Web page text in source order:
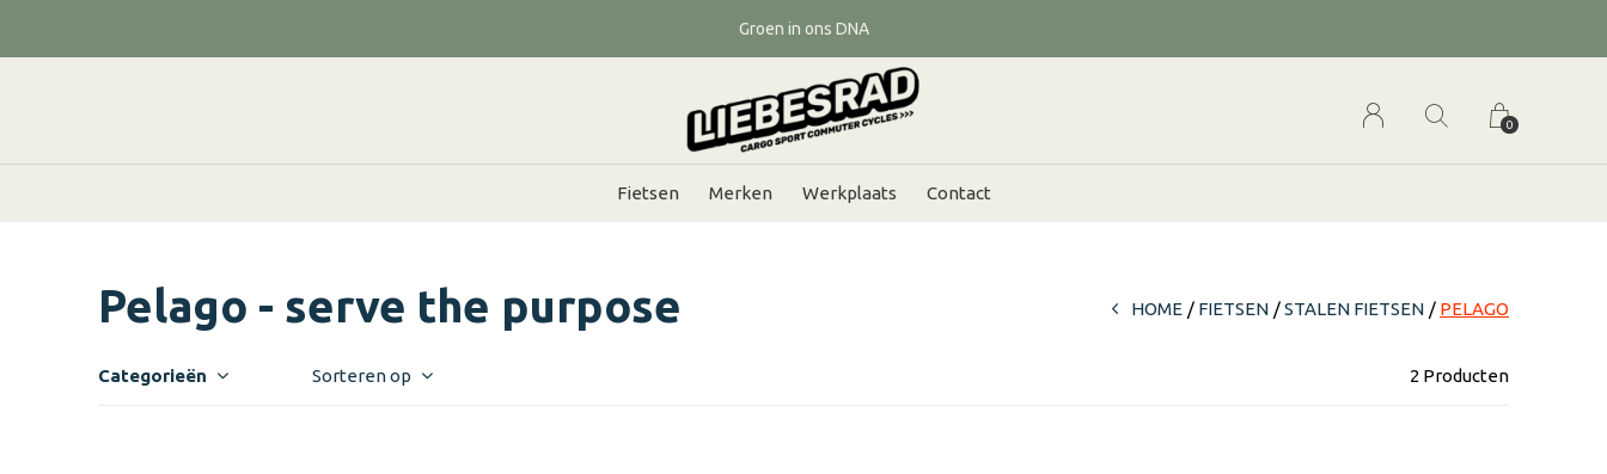
Fietsen Merken Werkplaats Contact
0
Groen in ons DNA
Pelago - serve the purpose HOME FIETSEN STALEN FIETSEN PELAGO
Categorieën Sorteren op 2 Producten